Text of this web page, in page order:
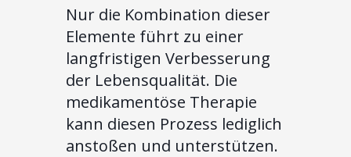
Nur die Kombination dieser
Elemente führt zu einer
langfristigen Verbesserung
der Lebensqualität. Die
medikamentöse Therapie
kann diesen Prozess lediglich
anstoßen und unterstützen.